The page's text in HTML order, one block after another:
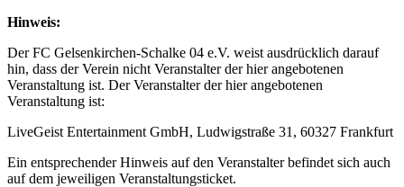
Hinweis:
Der FC Gelsenkirchen-Schalke 04 e.V. weist ausdrücklich darauf
hin, dass der Verein nicht Veranstalter der hier angebotenen
Veranstaltung ist. Der Veranstalter der hier angebotenen
Veranstaltung ist:
LiveGeist Entertainment GmbH, Ludwigstraße 31, 60327 Frankfurt
Ein entsprechender Hinweis auf den Veranstalter befindet sich auch
auf dem jeweiligen Veranstaltungsticket.